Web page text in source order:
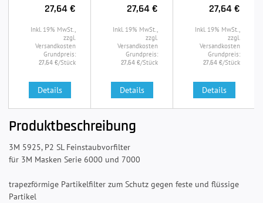
27,64 €
Inkl. 19% MwSt.,
zzgl.
Versandkosten
Grundpreis:
27,64 €/Stück
Details
27,64 €
Inkl. 19% MwSt.,
zzgl.
Versandkosten
Grundpreis:
27,64 €/Stück
Details
27,64 €
Inkl. 19% MwSt.,
zzgl.
Versandkosten
Grundpreis:
27,64 €/Stück
Details
Produktbeschreibung
3M 5925, P2 SL Feinstaubvorfilter
für 3M Masken Serie 6000 und 7000
trapezförmige Partikelfilter zum Schutz gegen feste und flüssige
Partikel